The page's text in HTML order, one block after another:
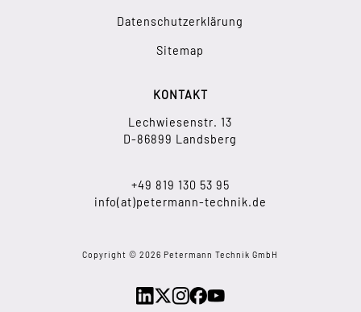
Datenschutzerklärung
Sitemap
KONTAKT
Lechwiesenstr. 13
D-86899 Landsberg
+49 819 130 53 95
info(at)petermann-technik.de
Copyright © 2026 Petermann Technik GmbH